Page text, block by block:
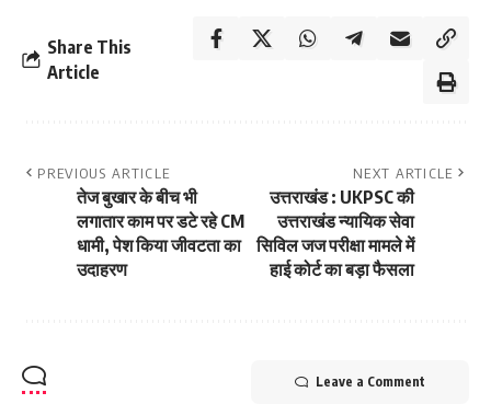
Share This
Article
PREVIOUS ARTICLE
तेज बुखार के बीच भी
लगातार काम पर डटे रहे CM
धामी, पेश किया जीवटता का
उदाहरण
NEXT ARTICLE
उत्तराखंड : UKPSC की
उत्तराखंड न्यायिक सेवा
सिविल जज परीक्षा मामले में
हाई कोर्ट का बड़ा फैसला
Leave a Comment